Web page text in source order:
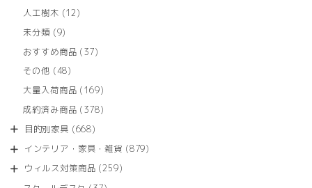
人工樹木
1212
商
未分類 99
の
商
おすすめ商品 3737
商
その他 4848
の
商
大量入荷商品 169169
の
成約済み商品 378378
商
目的別家具 668668
の
商
インテリア・家具・雑貨 879879
ウィルス対策商品 259259